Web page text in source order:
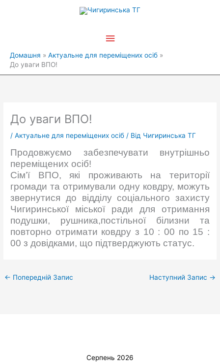
Головне
Домашня
Актуальне для переміщених осіб
До уваги ВПО!
До уваги ВПО!
/Актуальне для переміщених осіб / Від Чигиринська ТГ
Продовжуємо забезпечувати внутрішньо
переміщених осіб!
Сім’ї ВПО, які проживають на території
громади та отримували одну ковдру, можуть
звернутися до відділу соціального захисту
Чигиринської міської ради для отримання
подушки, рушника,постільної білизни та
повторно отримати ковдру з 10 : 00 по 15 :
00 з довідками, що підтверджують статус.
← Попередній Запис Наступний Запис →
Серпень 2026